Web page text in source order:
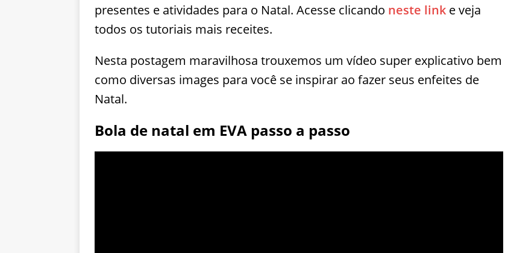
presentes e atividades para o Natal. Acesse clicando neste link e veja
todos os tutoriais mais receites.
Nesta postagem maravilhosa trouxemos um vídeo super explicativo bem
como diversas images para você se inspirar ao fazer seus enfeites de
Natal.
Bola de natal em EVA passo a passo